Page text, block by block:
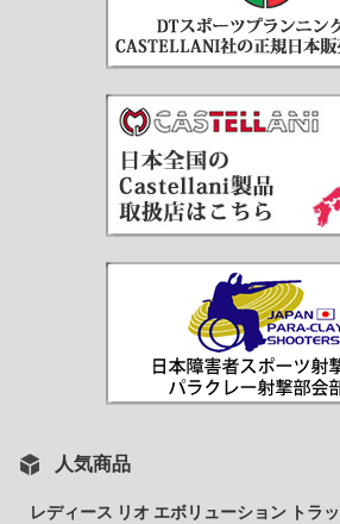
人気商品
レディース リオ エボリューション トラッ